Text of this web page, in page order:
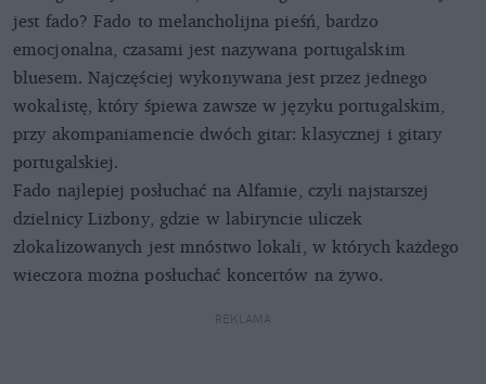
jest fado? Fado to melancholijna pieśń, bardzo
emocjonalna, czasami jest nazywana portugalskim
bluesem. Najczęściej wykonywana jest przez jednego
wokalistę, który śpiewa zawsze w języku portugalskim,
przy akompaniamencie dwóch gitar: klasycznej i gitary
portugalskiej.
Fado najlepiej posłuchać na Alfamie, czyli najstarszej
dzielnicy Lizbony, gdzie w labiryncie uliczek
zlokalizowanych jest mnóstwo lokali, w których każdego
wieczora można posłuchać koncertów na żywo.
REKLAMA